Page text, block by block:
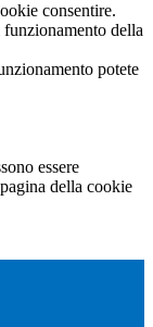
consentire.
della
potete
essere
della cookie